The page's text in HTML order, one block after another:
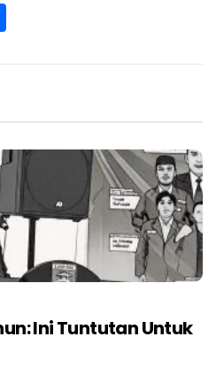
Ini Tuntutan Untuk